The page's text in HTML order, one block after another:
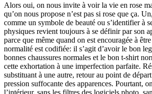
Alors oui, on nous invite à voir la vie en rose
qu’on nous propose n’est pas si rose que ça.
comme un symbole de beauté ou s’identifier à
physiques revient toujours à se définir par son
parce que même quand on est encouragée à
normalité est codifiée: il s’agit d’avoir le bon
bonnes chaussures normales et le bon t-shirt
cette exhortation à une imperfection parfaite.
substituant à une autre, retour au point de
pression suffocante des apparences. Pourtant,
l’intérieur, sans les filtres des logiciels photo,